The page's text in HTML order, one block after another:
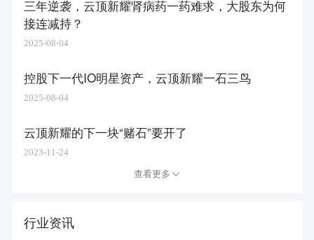
三年逆袭，云顶新耀肾病药一药难求，大股东为何
接连减持？
2025-08-04
控股下一代IO明星资产，云顶新耀一石三鸟
2025-08-04
云顶新耀的下一块“赌石”要开了
2023-11-24
查看更多
行业资讯